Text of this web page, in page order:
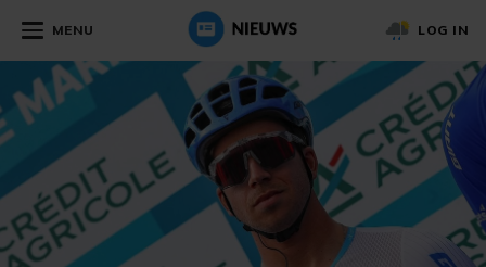
MENU LOG IN